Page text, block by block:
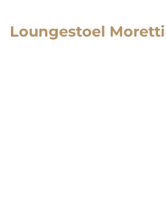
Loungestoel Moretti